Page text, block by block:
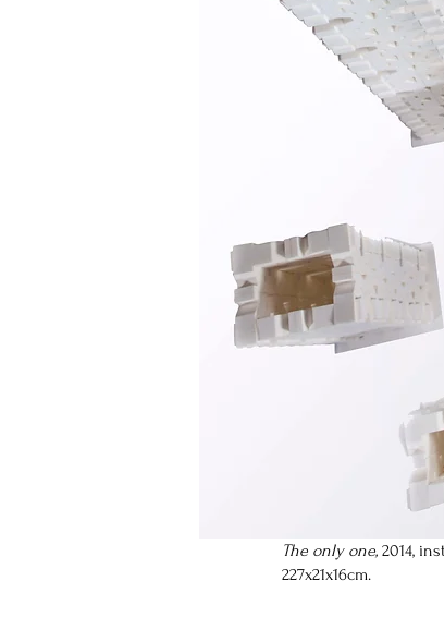
The only one, 2014,
227x21x16cm.